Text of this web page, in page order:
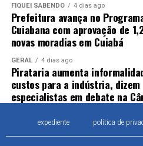
FIQUEI SABENDO 4 dias ago
Prefeitura avança no
Cuiabana com aprovação de
novas moradias em Cuiabá
GERAL 4 dias ago
Pirataria aumenta
custos para a indústria, dizem
especialistas em debate na
expediente política de